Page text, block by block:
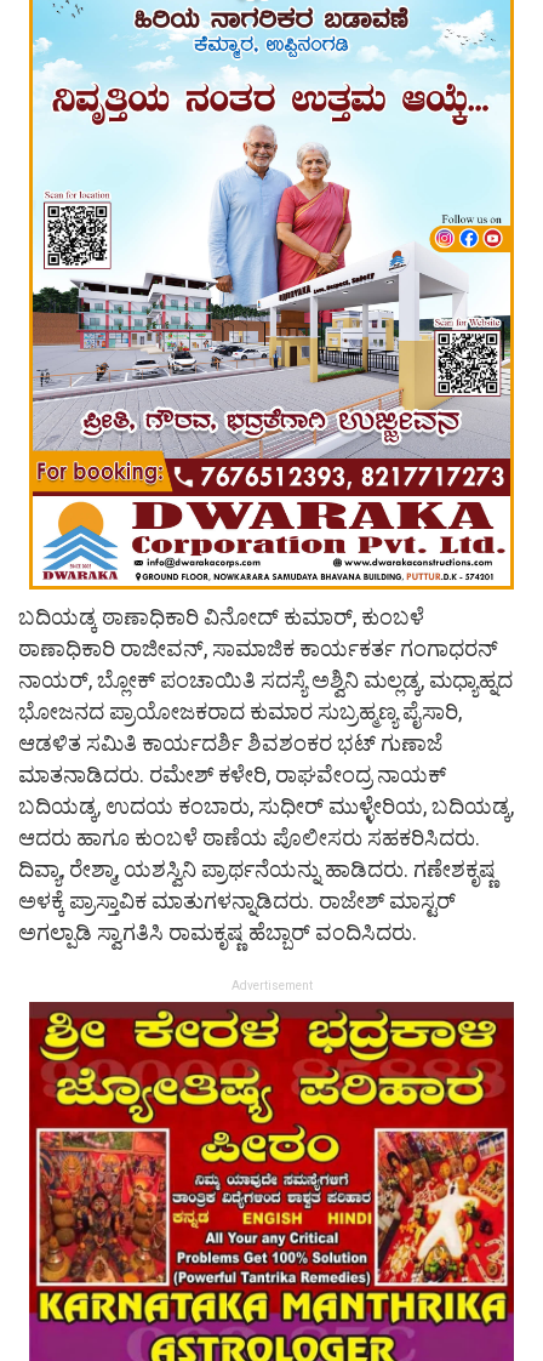
ಬದಿಯಡ್ಕ ಠಾಣಾಧಿಕಾರಿ ವಿನೋದ್ ಕುಮಾರ್, ಕುಂಬಳೆ
ಠಾಣಾಧಿಕಾರಿ ರಾಜೀವನ್, ಸಾಮಾಜಿಕ ಕಾರ್ಯಕರ್ತ ಗಂಗಾಧರನ್
ನಾಯರ್, ಬ್ಲೋಕ್ ಪಂಚಾಯಿತಿ ಸದಸ್ಯೆ ಅಶ್ವಿನಿ ಮಲ್ಲಡ್ಕ, ಮಧ್ಯಾಹ್ನದ
ಭೋಜನದ ಪ್ರಾಯೋಜಕರಾದ ಕುಮಾರ ಸುಬ್ರಹ್ಮಣ್ಯ ಪೈಸಾರಿ,
ಆಡಳಿತ ಸಮಿತಿ ಕಾರ್ಯದರ್ಶಿ ಶಿವಶಂಕರ ಭಟ್ ಗುಣಾಜೆ
ಮಾತನಾಡಿದರು. ರಮೇಶ್ ಕಳೇರಿ, ರಾಘವೇಂದ್ರ ನಾಯಕ್
ಬದಿಯಡ್ಕ, ಉದಯ ಕಂಬಾರು, ಸುಧೀರ್ ಮುಳ್ಳೇರಿಯ, ಬದಿಯಡ್ಕ,
ಆದರು ಹಾಗೂ ಕುಂಬಳೆ ಠಾಣೆಯ ಪೊಲೀಸರು ಸಹಕರಿಸಿದರು.
ದಿವ್ಯಾ, ರೇಶ್ಮಾ, ಯಶಸ್ವಿನಿ ಪ್ರಾರ್ಥನೆಯನ್ನು ಹಾಡಿದರು. ಗಣೇಶಕೃಷ್ಣ
ಅಳಕ್ಕೆ ಪ್ರಾಸ್ತಾವಿಕ ಮಾತುಗಳನ್ನಾಡಿದರು. ರಾಜೇಶ್ ಮಾಸ್ಟರ್
ಅಗಲ್ಪಾಡಿ ಸ್ವಾಗತಿಸಿ ರಾಮಕೃಷ್ಣ ಹೆಬ್ಬಾರ್ ವಂದಿಸಿದರು.
Advertisement